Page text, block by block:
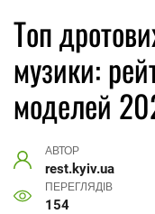
Топ
музики:
моделей
АВТОР
rest.kyiv.ua
ПЕРЕГЛЯДІВ
154